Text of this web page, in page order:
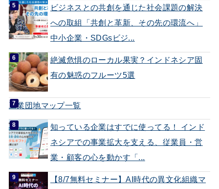
ビジネスとの共創を通じた社会課題の解決
への取組「共創と革新、その先の環流へ」
中小企業・SDGsビジ...
絶滅危惧のローカル果実？インドネシア固
有の魅惑のフルーツ5選
工業団地マップ一覧
知っている企業はすでに使ってる！ インド
ネシアでの事業拡大を支える、従業員・営
業・顧客の心を動かす「...
【8/7無料セミナー】AI時代の異文化組織マ